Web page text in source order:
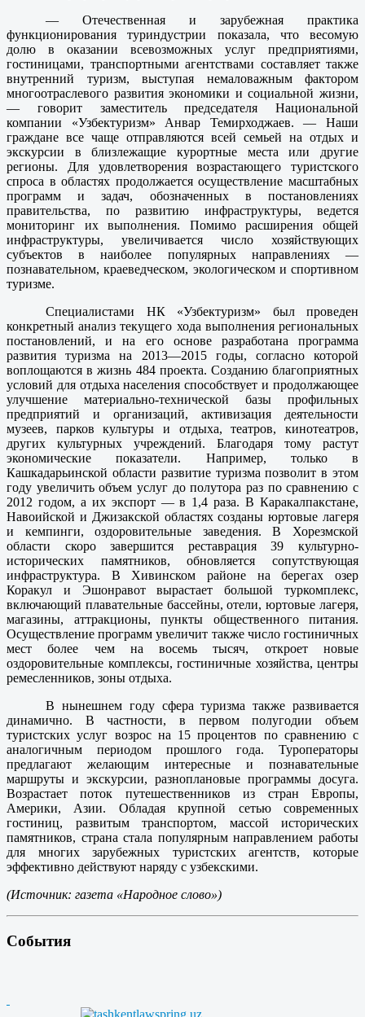
— Отечественная и зарубежная практика
функционирования туриндустрии показала, что весомую
долю в оказании всевозможных услуг предприятиями,
гостиницами, транспортными агентствами составляет также
внутренний туризм, выступая немаловажным фактором
многоотраслевого развития экономики и социальной жизни,
— говорит заместитель председателя Национальной
компании «Узбектуризм» Анвар Темирходжаев. — Наши
граждане все чаще отправляются всей семьей на отдых и
экскурсии в близлежащие курортные места или другие
регионы. Для удовлетворения возрастающего туристского
спроса в областях продолжается осуществление масштабных
программ и задач, обозначенных в постановлениях
правительства, по развитию инфраструктуры, ведется
мониторинг их выполнения. Помимо расширения общей
инфраструктуры, увеличивается число хозяйствующих
субъектов в наиболее популярных направлениях —
познавательном, краеведческом, экологическом и спортивном
туризме.
Специалистами НК «Узбектуризм» был проведен
конкретный анализ текущего хода выполнения региональных
постановлений, и на его основе разработана программа
развития туризма на 2013—2015 годы, согласно которой
воплощаются в жизнь 484 проекта. Созданию благоприятных
условий для отдыха населения способствует и продолжающее
улучшение материально-технической базы профильных
предприятий и организаций, активизация деятельности
музеев, парков культуры и отдыха, театров, кинотеатров,
других культурных учреждений. Благодаря тому растут
экономические показатели. Например, только в
Кашкадарьинской области развитие туризма позволит в этом
году увеличить объем услуг до полутора раз по сравнению с
2012 годом, а их экспорт — в 1,4 раза. В Каракалпакстане,
Навоийской и Джизакской областях созданы юртовые лагеря
и кемпинги, оздоровительные заведения. В Хорезмской
области скоро завершится реставрация 39 культурно-
исторических памятников, обновляется сопутствующая
инфраструктура. В Хивинском районе на берегах озер
Коракул и Эшонравот вырастает большой туркомплекс,
включающий плавательные бассейны, отели, юртовые лагеря,
магазины, аттракционы, пункты общественного питания.
Осуществление программ увеличит также число гостиничных
мест более чем на восемь тысяч, откроет новые
оздоровительные комплексы, гостиничные хозяйства, центры
ремесленников, зоны отдыха.
В нынешнем году сфера туризма также развивается
динамично. В частности, в первом полугодии объем
туристских услуг возрос на 15 процентов по сравнению с
аналогичным периодом прошлого года. Туроператоры
предлагают желающим интересные и познавательные
маршруты и экскурсии, разноплановые программы досуга.
Возрастает поток путешественников из стран Европы,
Америки, Азии. Обладая крупной сетью современных
гостиниц, развитым транспортом, массой исторических
памятников, страна стала популярным направлением работы
для многих зарубежных туристских агентств, которые
эффективно действуют наряду с узбекскими.
(Источник: газета «Народное слово»)
События